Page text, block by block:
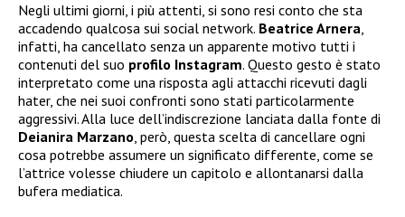
Negli ultimi giorni, i più attenti, si sono resi conto che sta
accadendo qualcosa sui social network. Beatrice Arnera,
infatti, ha cancellato senza un apparente motivo tutti i
contenuti del suo profilo Instagram. Questo gesto è stato
interpretato come una risposta agli attacchi ricevuti dagli
hater, che nei suoi confronti sono stati particolarmente
aggressivi. Alla luce dell’indiscrezione lanciata dalla fonte di
Deianira Marzano, però, questa scelta di cancellare ogni
cosa potrebbe assumere un significato differente, come se
l’attrice volesse chiudere un capitolo e allontanarsi dalla
bufera mediatica.